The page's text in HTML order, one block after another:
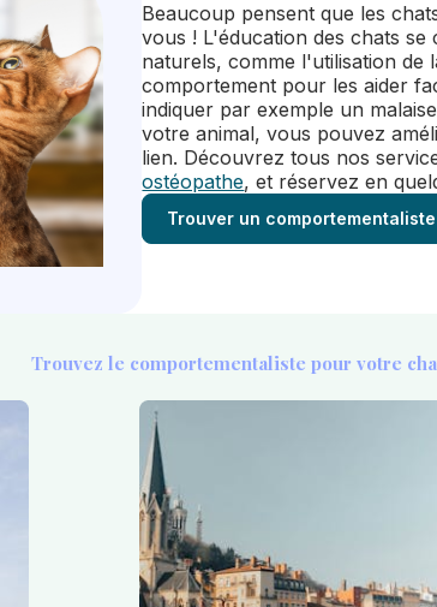
Beaucoup pensent que les
vous ! L'éducation des chats
naturels, comme l'utilisation de
comportement pour les aider
indiquer par exemple un
votre animal, vous pouvez
lien. Découvrez tous nos
ostéopathe, et réservez en
Trouver un comportementaliste
Trouvez le comportementaliste pour votre